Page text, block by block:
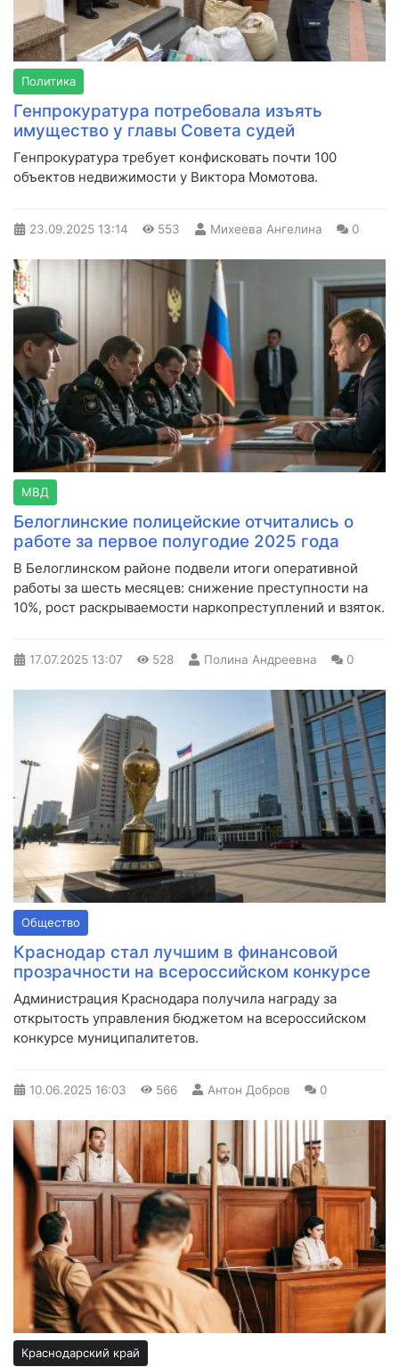
Политика
Генпрокуратура потребовала изъять
имущество у главы Совета судей
Генпрокуратура требует конфисковать почти 100
объектов недвижимости у Виктора Момотова.
23.09.2025 13:14 553 Михеева Ангелина 0
МВД
Белоглинские полицейские отчитались о
работе за первое полугодие 2025 года
В Белоглинском районе подвели итоги оперативной
работы за шесть месяцев: снижение преступности на
10%, рост раскрываемости наркопреступлений и взяток.
17.07.2025 13:07 528 Полина Андреевна 0
Общество
Краснодар стал лучшим в финансовой
прозрачности на всероссийском конкурсе
Администрация Краснодара получила награду за
открытость управления бюджетом на всероссийском
конкурсе муниципалитетов.
10.06.2025 16:03 566 Антон Добров 0
Краснодарский край